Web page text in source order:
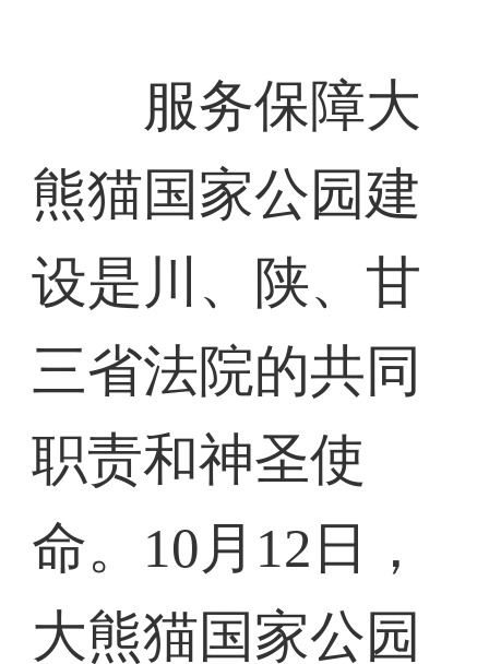
服务保障大
熊猫国家公园建
设是川、陕、甘
三省法院的共同
职责和神圣使
命。10月12日，
大熊猫国家公园